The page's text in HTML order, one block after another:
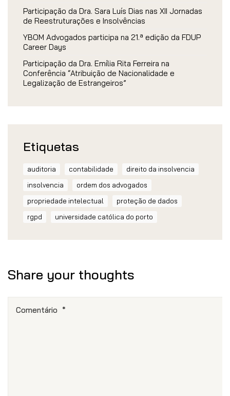
Participação da Dra. Sara Luís Dias nas XII Jornadas
de Reestruturações e Insolvências
YBOM Advogados participa na 21.ª edição da FDUP
Career Days
Participação da Dra. Emília Rita Ferreira na
Conferência “Atribuição de Nacionalidade e
Legalização de Estrangeiros”
Etiquetas
auditoria contabilidade
direito da insolvencia
insolvencia
ordem dos advogados
propriedade intelectual
proteção de dados
rgpd
universidade católica do porto
Share your thoughts
Comentário *